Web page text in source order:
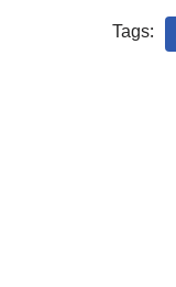
Tags: